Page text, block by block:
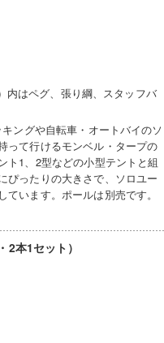
内はペグ、張り綱、スタッフバ
ングや自転車・オートバイのソ
って行けるモンベル・タープの
ト1、2型などの小型テントと組
ぴったりの大きさで、ソロユー
います。ポールは別売です。
本1セット）